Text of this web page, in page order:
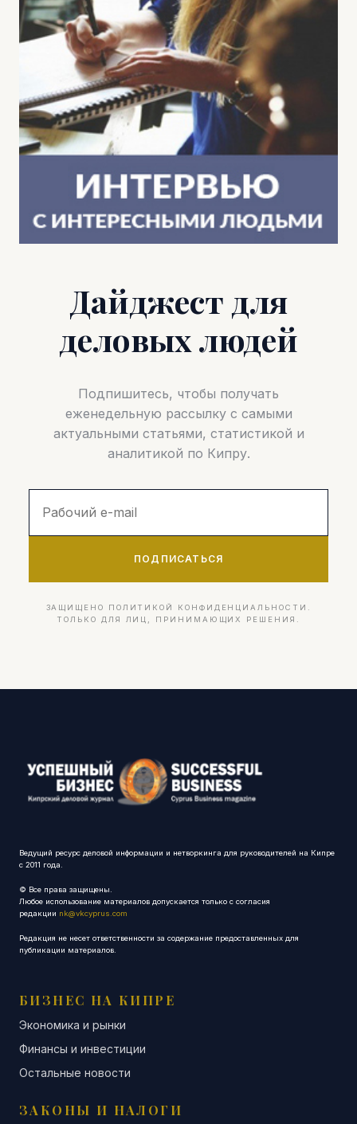
Дайджест для
деловых людей
Подпишитесь, чтобы получать
еженедельную рассылку с самыми
актуальными статьями, статистикой и
аналитикой по Кипру.
ПОДПИСАТЬСЯ
ЗАЩИЩЕНО ПОЛИТИКОЙ КОНФИДЕНЦИАЛЬНОСТИ.
ТОЛЬКО ДЛЯ ЛИЦ, ПРИНИМАЮЩИХ РЕШЕНИЯ.
Ведущий ресурс деловой информации и нетворкинга для руководителей на Кипре
с 2011 года.
© Все права защищены.
Любое использование материалов допускается только с согласия
редакции nk@vkcyprus.com
Редакция не несет ответственности за содержание предоставленных для
публикации материалов.
БИЗНЕС НА КИПРЕ
Экономика и рынки
Финансы и инвестиции
Остальные новости
ЗАКОНЫ И НАЛОГИ